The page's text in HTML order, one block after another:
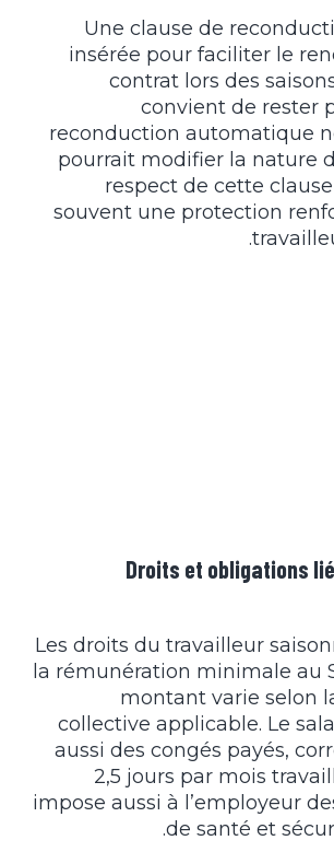
Une clause de
insérée pour faciliter le
contrat lors des
convient de rester
reconduction automatique
pourrait modifier la nature
respect de cette
souvent une protection
Droits et obligations
Les droits du travailleur
la rémunération minimale au
montant varie selon
collective applicable. Le
aussi des congés payés,
2,5 jours par mois
impose aussi à l’employeur
de santé et